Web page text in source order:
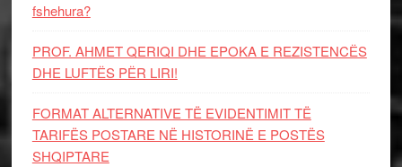
fshehura?
PROF. AHMET QERIQI DHE EPOKA E REZISTENCЁS
DHE LUFTЁS PЁR LIRI!
FORMAT ALTERNATIVE TË EVIDENTIMIT TË
TARIFËS POSTARE NË HISTORINË E POSTËS
SHQIPTARE